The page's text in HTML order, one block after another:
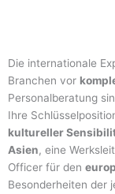
Die internationale
Branchen vor
Personalberatung
Ihre
kultureller
Asien, eine
Officer für den
Besonderheiten der